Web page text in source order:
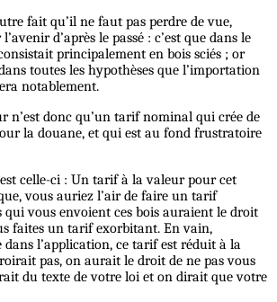
fait qu’il ne faut pas perdre de vue,
d’après le passé : c’est que dans le
principalement en bois sciés ; or
toutes les hypothèses que l’importation
notablement.
n’est donc qu’un tarif nominal qui crée de
la douane, et qui est au fond frustratoire
celle-ci : Un tarif à la valeur pour cet
vous auriez l’air de faire un tarif
qui vous envoient ces bois auraient le droit
faites un tarif exorbitant. En vain,
dans l’application, ce tarif est réduit à la
pas, on aurait le droit de ne pas vous
du texte de votre loi et on dirait que votre